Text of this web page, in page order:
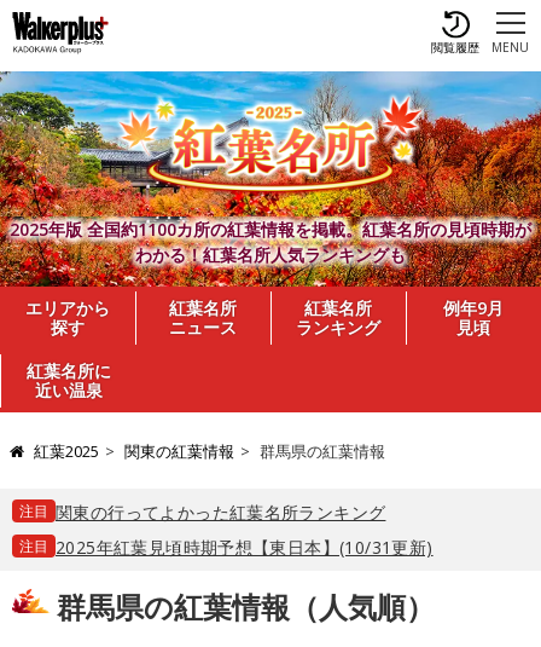
MENU
閲覧履歴
2025年版 全国約1100カ所の紅葉情報を掲載。紅葉名所の見頃時期が
わかる！紅葉名所人気ランキングも
エリアから
探す
紅葉名所
ニュース
紅葉名所
ランキング
例年9月
見頃
紅葉名所に
近い温泉
紅葉2025 関東の紅葉情報 群馬県の紅葉情報
注目 関東の行ってよかった紅葉名所ランキング
注目 2025年紅葉見頃時期予想【東日本】(10/31更新)
群馬県の紅葉情報（人気順）